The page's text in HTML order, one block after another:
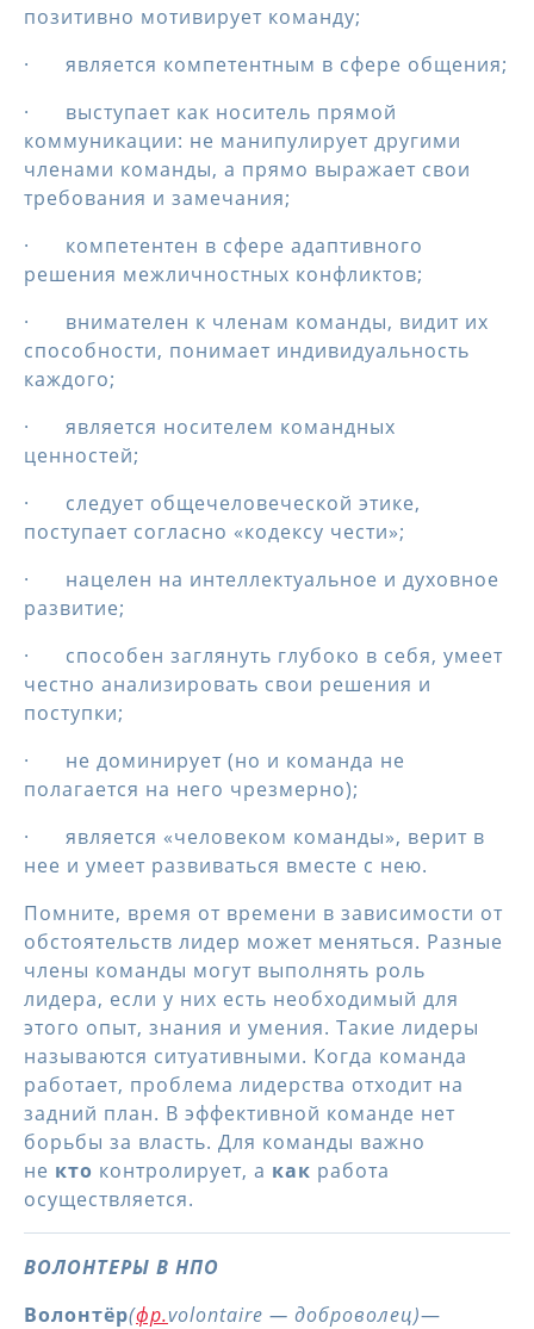
позитивно мотивирует команду;
· является компетентным в сфере общения;
· выступает как носитель прямой
коммуникации: не манипулирует другими
членами команды, а прямо выражает свои
требования и замечания;
· компетентен в сфере адаптивного
решения межличностных конфликтов;
· внимателен к членам команды, видит их
способности, понимает индивидуальность
каждого;
· является носителем командных
ценностей;
· следует общечеловеческой этике,
поступает согласно «кодексу чести»;
· нацелен на интеллектуальное и духовное
развитие;
· способен заглянуть глубоко в себя, умеет
честно анализировать свои решения и
поступки;
· не доминирует (но и команда не
полагается на него чрезмерно);
· является «человеком команды», верит в
нее и умеет развиваться вместе с нею.
Помните, время от времени в зависимости от
обстоятельств лидер может меняться. Разные
члены команды могут выполнять роль
лидера, если у них есть необходимый для
этого опыт, знания и умения. Такие лидеры
называются ситуативными. Когда команда
работает, проблема лидерства отходит на
задний план. В эффективной команде нет
борьбы за власть. Для команды важно
не кто контролирует, а как работа
осуществляется.
ВОЛОНТЕРЫ В НПО
Волонтёр(фр.volontaire — доброволец)—